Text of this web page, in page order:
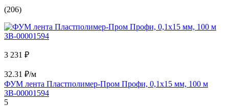
(206)
3 231 ₽
32.31 ₽/м
ФУМ лента Пластполимер-Пром Профи, 0,1х15 мм, 100 м
ЗВ-00001594
5